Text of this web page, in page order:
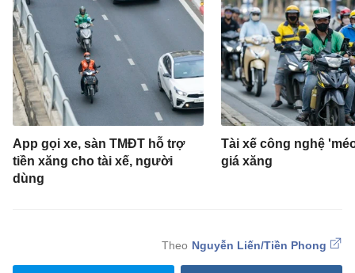
App gọi xe, sàn TMĐT hỗ trợ
tiền xăng cho tài xế, người
dùng
Tài xế công nghệ
giá xăng
Nguyễn Liến/Tiền Phong